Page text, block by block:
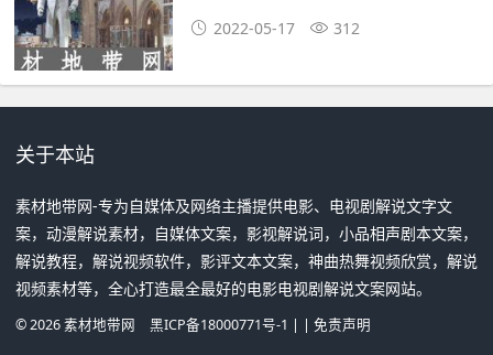
2022-05-17 312
关于本站
素材地带网-专为自媒体及网络主播提供电影、电视剧解说文字文
案，动漫解说素材，自媒体文案，影视解说词，小品相声剧本文案，
解说教程，解说视频软件，影评文本文案，神曲热舞视频欣赏，解说
视频素材等，全心打造最全最好的电影电视剧解说文案网站。
©2026素材地带网 黑ICP备18000771号-1 | | 免责声明